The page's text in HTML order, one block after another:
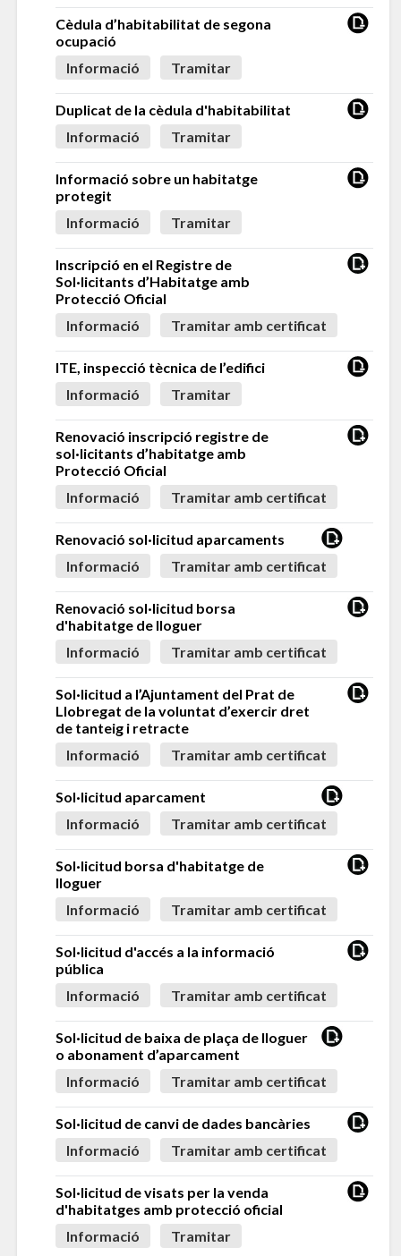
Cèdula d’habitabilitat de segona
ocupació
Informació
Tramitar
Duplicat de la cèdula d'habitabilitat
Informació
Tramitar
Informació sobre un habitatge
protegit
Informació
Tramitar
Inscripció en el Registre de
Sol·licitants d’Habitatge amb
Protecció Oficial
Informació
Tramitar amb certificat
ITE, inspecció tècnica de l’edifici
Informació
Tramitar
Renovació inscripció registre de
sol·licitants d’habitatge amb
Protecció Oficial
Informació
Tramitar amb certificat
Renovació sol·licitud aparcaments
Informació
Tramitar amb certificat
Renovació sol·licitud borsa
d'habitatge de lloguer
Informació
Tramitar amb certificat
Sol·licitud a l’Ajuntament del Prat de
Llobregat de la voluntat d’exercir dret
de tanteig i retracte
Informació
Tramitar amb certificat
Sol·licitud aparcament
Informació
Tramitar amb certificat
Sol·licitud borsa d'habitatge de
lloguer
Informació
Tramitar amb certificat
Sol·licitud d'accés a la informació
pública
Informació
Tramitar amb certificat
Sol·licitud de baixa de plaça de lloguer
o abonament d’aparcament
Informació
Tramitar amb certificat
Sol·licitud de canvi de dades bancàries
Informació
Tramitar amb certificat
Sol·licitud de visats per la venda
d'habitatges amb protecció oficial
Informació
Tramitar